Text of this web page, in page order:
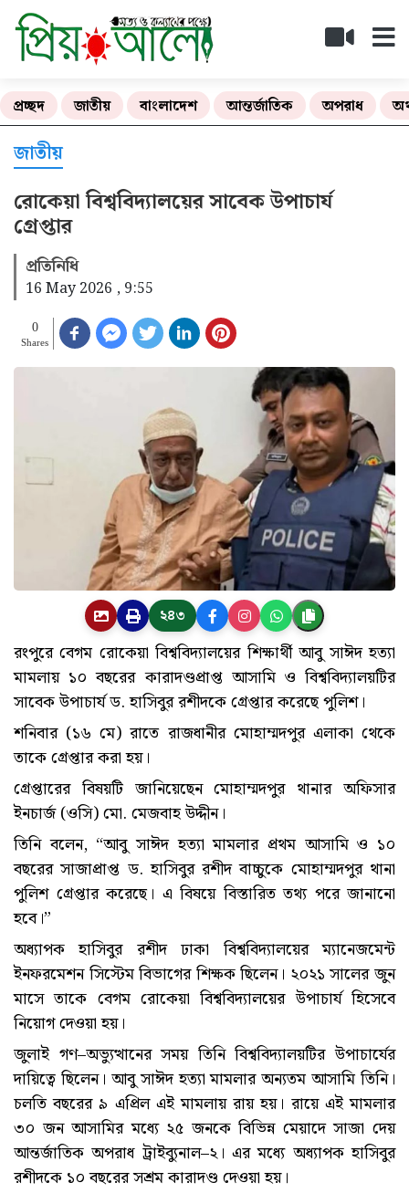
প্রচ্ছদ জাতীয় বাংলাদেশ আন্তর্জাতিক অপরাধ
জাতীয়
রোকেয়া বিশ্ববিদ্যালয়ের সাবেক উপাচার্য
গ্রেপ্তার
প্রতিনিধি
16 May 2026 , 9:55
0
Shares
২৪৩
রংপুরে বেগম রোকেয়া বিশ্ববিদ্যালয়ের শিক্ষার্থী আবু সাঈদ হত্যা
মামলায় ১০ বছরের কারাদণ্ডপ্রাপ্ত আসামি ও বিশ্ববিদ্যালয়টির
সাবেক উপাচার্য ড. হাসিবুর রশীদকে গ্রেপ্তার করেছে পুলিশ।
শনিবার (১৬ মে) রাতে রাজধানীর মোহাম্মদপুর এলাকা থেকে
তাকে গ্রেপ্তার করা হয়।
গ্রেপ্তারের বিষয়টি জানিয়েছেন মোহাম্মদপুর থানার অফিসার
ইনচার্জ (ওসি) মো. মেজবাহ উদ্দীন।
তিনি বলেন, “আবু সাঈদ হত্যা মামলার প্রথম আসামি ও ১০
বছরের সাজাপ্রাপ্ত ড. হাসিবুর রশীদ বাচ্চুকে মোহাম্মদপুর থানা
পুলিশ গ্রেপ্তার করেছে। এ বিষয়ে বিস্তারিত তথ্য পরে জানানো
হবে।”
অধ্যাপক হাসিবুর রশীদ ঢাকা বিশ্ববিদ্যালয়ের ম্যানেজমেন্ট
ইনফরমেশন সিস্টেম বিভাগের শিক্ষক ছিলেন। ২০২১ সালের জুন
মাসে তাকে বেগম রোকেয়া বিশ্ববিদ্যালয়ের উপাচার্য হিসেবে
নিয়োগ দেওয়া হয়।
জুলাই গণ–অভ্যুত্থানের সময় তিনি বিশ্ববিদ্যালয়টির উপাচার্যের
দায়িত্বে ছিলেন। আবু সাঈদ হত্যা মামলার অন্যতম আসামি তিনি।
চলতি বছরের ৯ এপ্রিল এই মামলায় রায় হয়। রায়ে এই মামলার
৩০ জন আসামির মধ্যে ২৫ জনকে বিভিন্ন মেয়াদে সাজা দেয়
আন্তর্জাতিক অপরাধ ট্রাইব্যুনাল–২। এর মধ্যে অধ্যাপক হাসিবুর
রশীদকে ১০ বছরের সশ্রম কারাদণ্ড দেওয়া হয়।